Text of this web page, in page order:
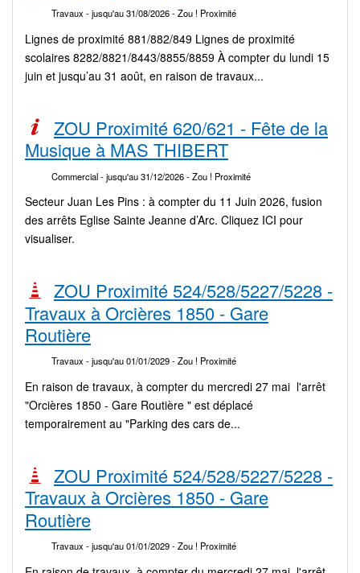
Travaux - jusqu'au 31/08/2026- Zou ! Proximité
Lignes de proximité 881/882/849 Lignes de proximité
scolaires 8282/8821/8443/8855/8859 À compter du lundi 15
juin et jusqu’au 31 août, en raison de travaux...
ZOU Proximité 620/621 - Fête de la
Musique à MAS THIBERT
Commercial- jusqu'au 31/12/2026- Zou ! Proximité
Secteur Juan Les Pins : à compter du 11 Juin 2026, fusion
des arrêts Eglise Sainte Jeanne d’Arc. Cliquez ICI pour
visualiser.
ZOU Proximité 524/528/5227/5228 -
Travaux à Orcières 1850 - Gare
Routière
Travaux - jusqu'au 01/01/2029- Zou ! Proximité
En raison de travaux, à compter du mercredi 27 mai l'arrêt
"Orcières 1850 - Gare Routière " est déplacé
temporairement au "Parking des cars de...
ZOU Proximité 524/528/5227/5228 -
Travaux à Orcières 1850 - Gare
Routière
Travaux - jusqu'au 01/01/2029- Zou ! Proximité